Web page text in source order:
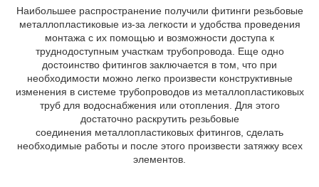
Наибольшее распространение получили фитинги резьбовые
металлопластиковые из-за легкости и удобства проведения
монтажа с их помощью и возможности доступа к
труднодоступным участкам трубопровода. Еще одно
достоинство фитингов заключается в том, что при
необходимости можно легко произвести конструктивные
изменения в системе трубопроводов из металлопластиковых
труб для водоснабжения или отопления. Для этого
достаточно раскрутить резьбовые
соединения металлопластиковых фитингов, сделать
необходимые работы и после этого произвести затяжку всех
элементов.